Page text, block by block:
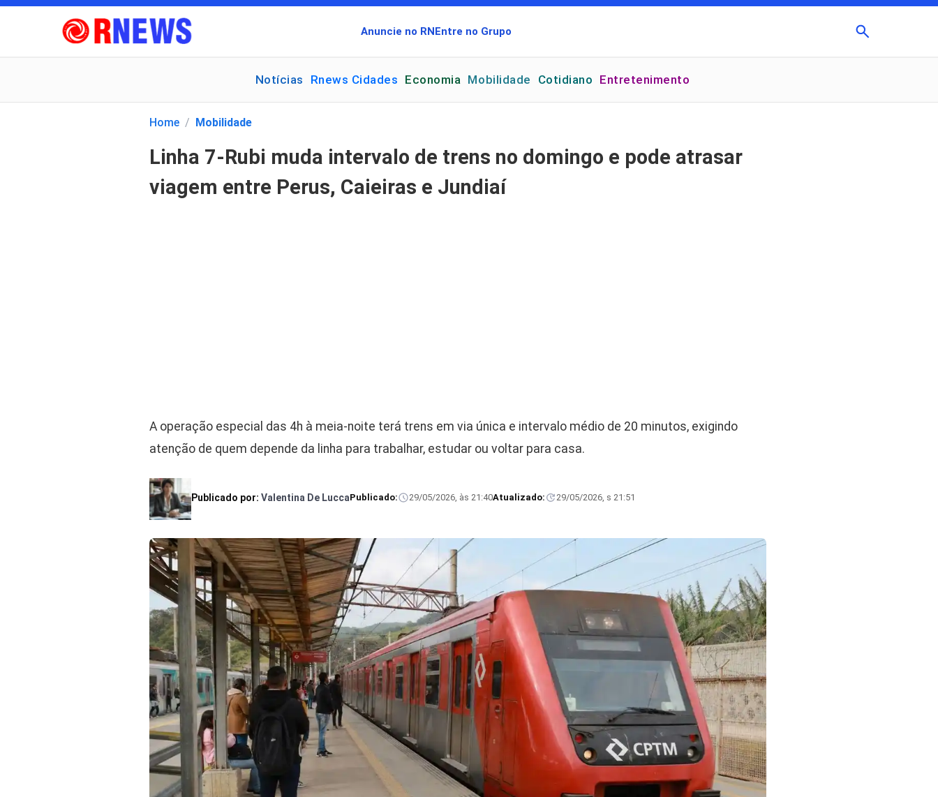
Anuncie no RNEntre no Grupo
Buscar
Pesquisar
por:
Notícias Rnews Cidades Economia Mobilidade Cotidiano Entretenimento
Home / Mobilidade
Linha 7-Rubi muda intervalo de trens no domingo e pode atrasar
viagem entre Perus, Caieiras e Jundiaí
A operação especial das 4h à meia-noite terá trens em via única e intervalo médio de 20 minutos, exigindo
atenção de quem depende da linha para trabalhar, estudar ou voltar para casa.
Publicado por: Valentina De LuccaPublicado: 29/05/2026, às 21:40Atualizado: 29/05/2026, s 21:51